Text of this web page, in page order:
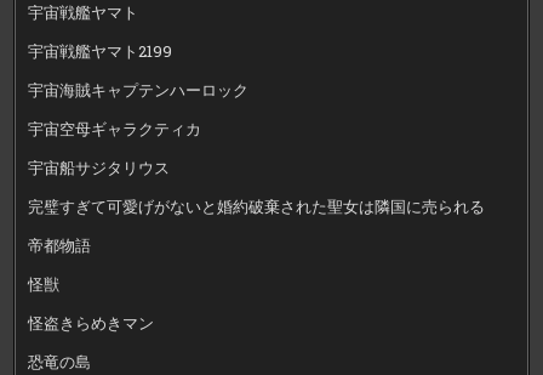
宇宙戦艦ヤマト
宇宙戦艦ヤマト2199
宇宙海賊キャプテンハーロック
宇宙空母ギャラクティカ
宇宙船サジタリウス
完璧すぎて可愛げがないと婚約破棄された聖女は隣国に売られる
帝都物語
怪獣
怪盗きらめきマン
恐竜の島